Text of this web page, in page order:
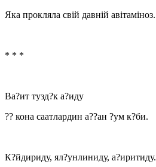
Яка прокляла свій давній авітаміноз.
* * *
Ва?ит тузд?к а?иду
?? кона саатлардин а??ан ?ум к?би.
К?йдириду, ял?унлиниду, а?иритиду.